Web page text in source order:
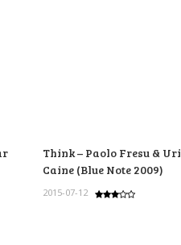
Think – Paolo Fresu & Uri
Caine (Blue Note 2009)
2015-07-12